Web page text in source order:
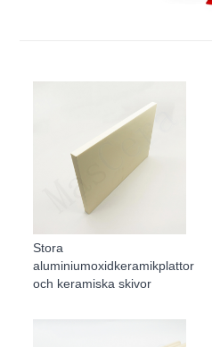
Stora
aluminiumoxidkeramikplattor
och keramiska skivor